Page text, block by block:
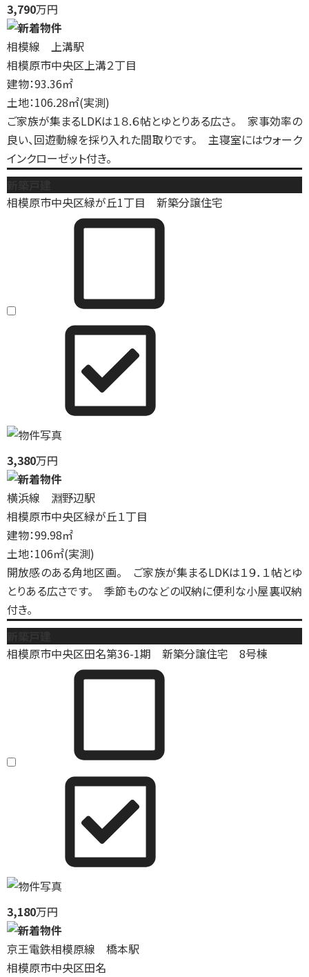
3,790万円
相模線 上溝駅
相模原市中央区上溝２丁目
建物：93.36㎡
土地：106.28㎡(実測)
ご家族が集まるLDKは１８.６帖とゆとりある広さ。 家事効率の
良い、回遊動線を採り入れた間取りです。 主寝室にはウォーク
インクローゼット付き。
相模原市中央区緑が丘1丁目 新築分譲住宅
3,380万円
横浜線 淵野辺駅
相模原市中央区緑が丘１丁目
建物：99.98㎡
土地：106㎡(実測)
開放感のある角地区画。 ご家族が集まるLDKは１９．１帖とゆ
とりある広さです。 季節ものなどの収納に便利な小屋裏収納
付き。
相模原市中央区田名第36-1期 新築分譲住宅 8号棟
3,180万円
京王電鉄相模原線 橋本駅
相模原市中央区田名